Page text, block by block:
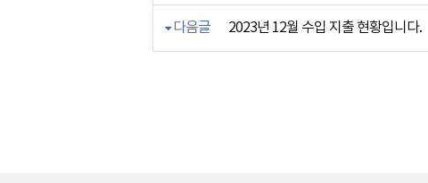
다음글 2023년 12월 수입 지출 현황입니다.